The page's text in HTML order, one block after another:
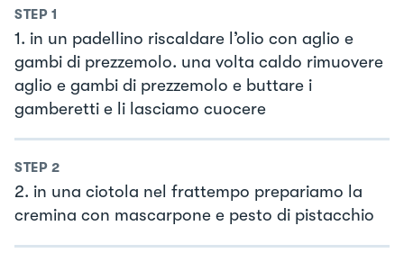
STEP 1
1. in un padellino riscaldare l’olio con aglio e
gambi di prezzemolo. una volta caldo rimuovere
aglio e gambi di prezzemolo e buttare i
gamberetti e li lasciamo cuocere
STEP 2
2. in una ciotola nel frattempo prepariamo la
cremina con mascarpone e pesto di pistacchio